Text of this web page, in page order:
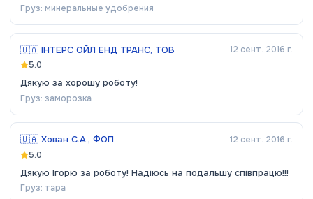
Груз: минеральные удобрения
🇺🇦 ІНТЕРС ОЙЛ ЕНД ТРАНС, ТОВ
12 сент. 2016 г.
5.0
Дякую за хорошу роботу!
Груз: заморозка
🇺🇦 Хован С.А., ФОП
12 сент. 2016 г.
5.0
Дякую Ігорю за роботу! Надіюсь на подальшу співпрацю!!!
Груз: тара